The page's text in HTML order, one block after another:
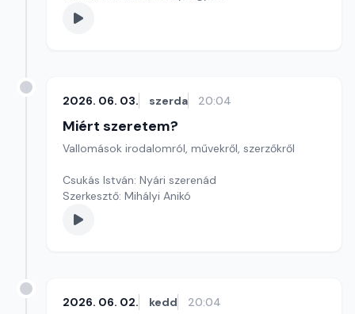
2026. 06. 03. szerda 20:04
Miért szeretem?
Vallomások irodalomról, művekről, szerzőkről
Csukás István: Nyári szerenád
Szerkesztő: Mihályi Anikó
2026. 06. 02. kedd 20:04